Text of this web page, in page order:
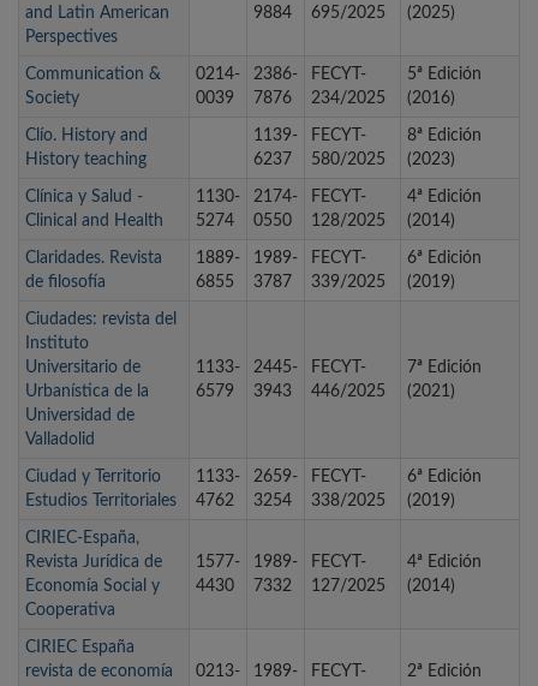
and Latin American
Perspectives
9884
695/2025
(2025)
Communication &
Society
0214-
0039
2386-
7876
FECYT-
234/2025
5ª Edición
(2016)
Clío. History and
History teaching
1139-
6237
FECYT-
580/2025
8ª Edición
(2023)
Clínica y Salud -
Clinical and Health
1130-
5274
2174-
0550
FECYT-
128/2025
4ª Edición
(2014)
Claridades. Revista
de filosofía
1889-
6855
1989-
3787
FECYT-
339/2025
6ª Edición
(2019)
Ciudades: revista del
Instituto
Universitario de
Urbanística de la
Universidad de
Valladolid
1133-
6579
2445-
3943
FECYT-
446/2025
7ª Edición
(2021)
Ciudad y Territorio
Estudios Territoriales
1133-
4762
2659-
3254
FECYT-
338/2025
6ª Edición
(2019)
CIRIEC-España,
Revista Jurídica de
Economía Social y
Cooperativa
1577-
4430
1989-
7332
FECYT-
127/2025
4ª Edición
(2014)
CIRIEC España
revista de economía
0213-
1989-
FECYT-
2ª Edición